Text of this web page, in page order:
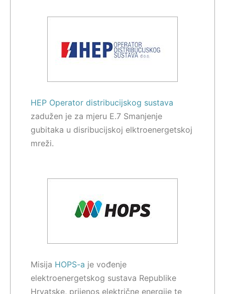
HEP Operator distribucijskog sustava
zadužen je za mjeru E.7 Smanjenje
gubitaka u disribucijskoj elktroenergetskoj
mreži.
Misija HOPS-a je vođenje
elektroenergetskog sustava Republike
Hrvatske, prijenos električne energije te